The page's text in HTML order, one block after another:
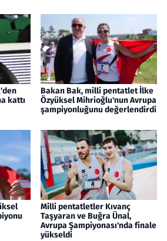
kattı
Bakan Bak, milli pentatlet İlke
Özyüksel Mihrioğlu'nun Avrupa
şampiyonluğunu değerlendirdi
Milli pentatletler Kıvanç
Taşyaran ve Buğra Ünal,
Avrupa Şampiyonası'nda finale
yükseldi